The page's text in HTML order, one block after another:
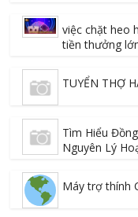
việc chặt heo
tiền thưởng
TUYỂN THỢ
Tìm Hiểu
Nguyên Lý
Máy trợ thính